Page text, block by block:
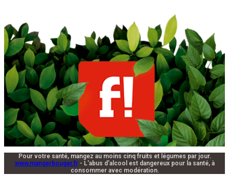
Pour votre santé, mangez au moins cinq fruits et légumes par jour.
www.mangerbouger.fr- L'abus d'alcool est dangereux pour la santé, à
consommer avec modération.